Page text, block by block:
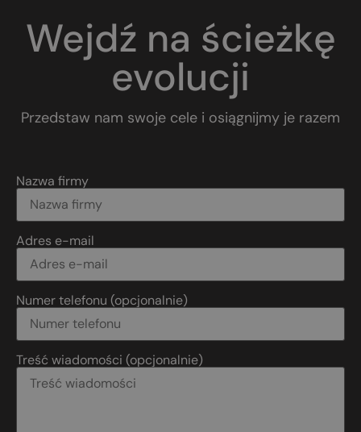
Wejdź na ścieżkę
evolucji
Przedstaw nam swoje cele i osiągnijmy je razem
Nazwa firmy
Adres e-mail
Numer telefonu (opcjonalnie)
Treść wiadomości (opcjonalnie)